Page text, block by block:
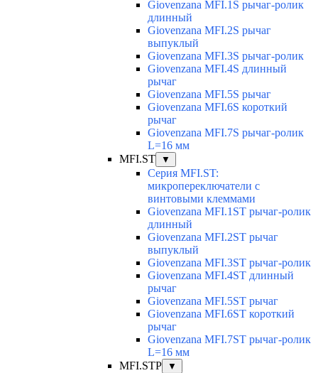
Giovenzana MFI.1S рычаг-ролик
длинный
Giovenzana MFI.2S рычаг
выпуклый
Giovenzana MFI.3S рычаг-ролик
Giovenzana MFI.4S длинный
рычаг
Giovenzana MFI.5S рычаг
Giovenzana MFI.6S короткий
рычаг
Giovenzana MFI.7S рычаг-ролик
L=16 мм
MFI.ST
▼
Серия MFI.ST:
микропереключатели с
винтовыми клеммами
Giovenzana MFI.1ST рычаг-ролик
длинный
Giovenzana MFI.2ST рычаг
выпуклый
Giovenzana MFI.3ST рычаг-ролик
Giovenzana MFI.4ST длинный
рычаг
Giovenzana MFI.5ST рычаг
Giovenzana MFI.6ST короткий
рычаг
Giovenzana MFI.7ST рычаг-ролик
L=16 мм
MFI.STP
▼